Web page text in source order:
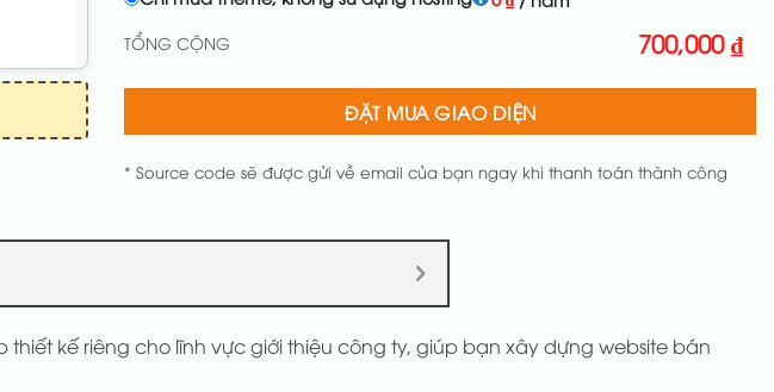
TỔNG CỘNG
700,000₫
ĐẶT MUA GIAO DIỆN
* Source code sẽ được gửi về email của bạn ngay khi thanh toán thành công
thiết kế riêng cho lĩnh vực giới thiệu công ty, giúp bạn xây dựng website bán